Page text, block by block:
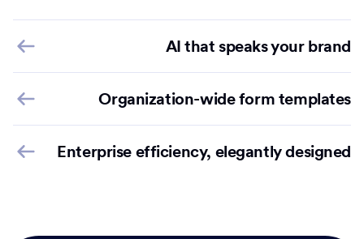
AI that speaks your brand
Organization-wide form templates
Enterprise efficiency, elegantly designed